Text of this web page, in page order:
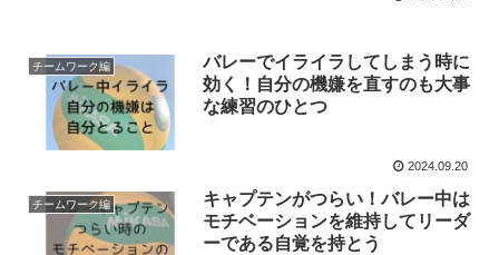
チームワーク編
バレーでイライラしてしまう時に
効く！自分の機嫌を直すのも大事
な練習のひとつ
2024.09.20
チームワーク編
キャプテンがつらい！バレー中は
モチベーションを維持してリーダ
ーである自覚を持とう